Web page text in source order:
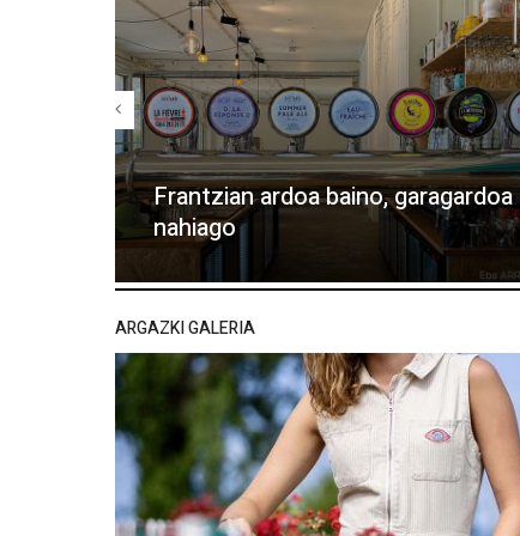
Frantzian ardoa baino, garagardoa
nahiago
ARGAZKI GALERIA